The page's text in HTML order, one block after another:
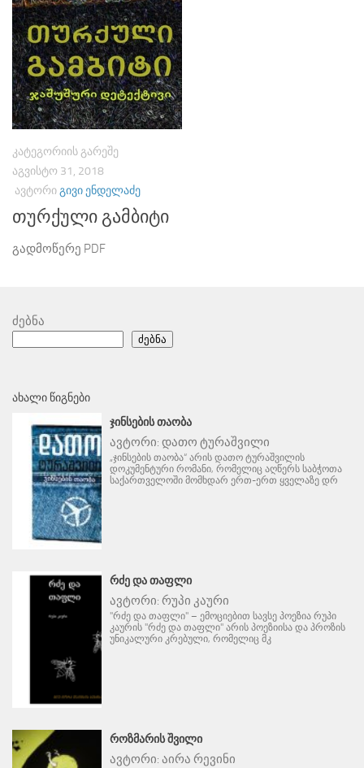
ᲙᲐᲢᲔᲒᲝᲠᲘᲘᲡ ᲒᲐᲠᲔᲨᲔ
ᲐᲒᲕᲘᲡᲢᲝ 31, 2018
ᲐᲕᲢᲝᲠᲘᲒᲘᲕᲘ ᲔᲜᲓᲔᲚᲐᲫᲔ
თურქული გამბიტი
გადმოწერე PDF
ძებნა
ძებნა
ᲐᲮᲐᲚᲘ ᲬᲘᲒᲜᲔᲑᲘ
ᲯᲘᲜᲡᲔᲑᲘᲡ ᲗᲐᲝᲑᲐ
ავტორი: დათო ტურაშვილი
„ჯინსების თაობა“ არის დათო ტურაშვილის
დოკუმენტური რომანი, რომელიც აღწერს საბჭოთა
საქართველოში მომხდარ ერთ-ერთ ყველაზე დრ
ᲠᲫᲔ ᲓᲐ ᲗᲐᲤᲚᲘ
ავტორი: რუპი კაური
"რძე და თაფლი" – ემოციებით სავსე პოეზია რუპი
კაურის "რძე და თაფლი" არის პოეზიისა და პროზის
უნიკალური კრებული, რომელიც მკ
ᲠᲝᲖᲛᲐᲠᲘᲡ ᲨᲕᲘᲚᲘ
ავტორი: აირა რევინი